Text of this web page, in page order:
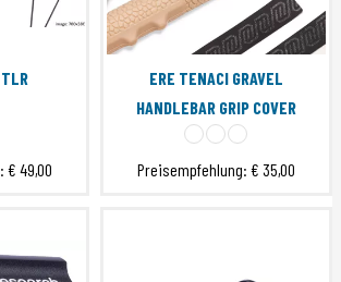
€ 49,00
ERE TENACI GRAVEL
HANDLEBAR GRIP COVER
Preisempfehlung:€ 35,00